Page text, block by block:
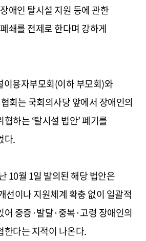
애인 탈시설 지원 등에 관한
쇄를 전제로 한다며 강하게
용자부모회(이하 부모회)와
회는 국회의사당 앞에서 장애인의
하는 ‘탈시설 법안’ 폐기를
다.
10월 1일 발의된 해당 법안은
선이나 지원체계 확충 없이 일괄적
어 중증·발달·중복·고령 장애인의
한다는 지적이 나온다.